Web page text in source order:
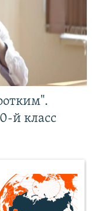
й класс